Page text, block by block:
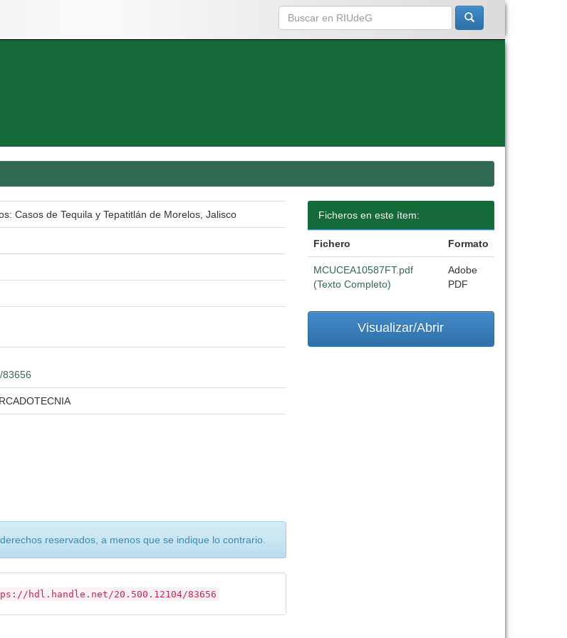
Casos de Tequila y Tepatitlán de Morelos, Jalisco
83656
reservados, a menos que se indique lo contrario.
hdl.handle.net/20.500.12104/83656
Ficheros en este ítem:
Fichero Formato
MCUCEA10587FT.pdf
(Texto Completo)
Adobe
PDF
Visualizar/Abrir